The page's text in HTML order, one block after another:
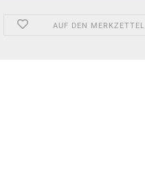
AUF DEN MERKZETTEL